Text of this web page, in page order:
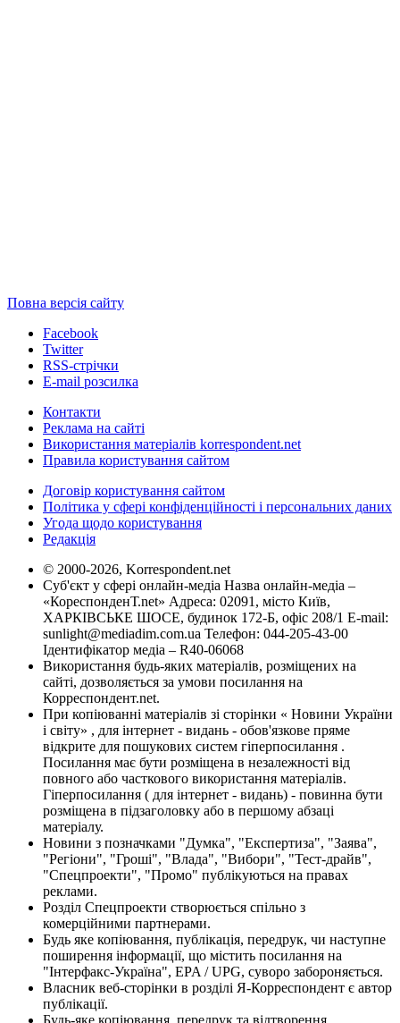
Повна версія сайту
Facebook
Twitter
RSS-стрічки
E-mail розсилка
Контакти
Реклама на сайті
Використання матеріалів korrespondent.net
Правила користування сайтом
Договір користування сайтом
Політика у сфері конфіденційності і персональних даних
Угода щодо користування
Редакція
© 2000-2026, Korrespondent.net
Суб'єкт у сфері онлайн-медіа Назва онлайн-медіа –
«КореспонденТ.net» Адреса: 02091, місто Київ,
ХАРКІВСЬКЕ ШОСЕ, будинок 172-Б, офіс 208/1 E-mail:
sunlight@mediadim.com.ua Телефон: 044-205-43-00
Ідентифікатор медіа – R40-06068
Використання будь-яких матеріалів, розміщених на
сайті, дозволяється за умови посилання на
Корреспондент.net.
При копіюванні матеріалів зі сторінки « Новини України
і світу» , для інтернет - видань - обов'язкове пряме
відкрите для пошукових систем гіперпосилання .
Посилання має бути розміщена в незалежності від
повного або часткового використання матеріалів.
Гіперпосилання ( для інтернет - видань) - повинна бути
розміщена в підзаголовку або в першому абзаці
матеріалу.
Новини з позначками "Думка", "Експертиза", "Заява",
"Регіони", "Гроші", "Влада", "Вибори", "Тест-драйв",
"Спецпроекти", "Промо" публікуються на правах
реклами.
Розділ Спецпроекти створюється спільно з
комерційними партнерами.
Будь яке копіювання, публікація, передрук, чи наступне
поширення інформації, що містить посилання на
"Інтерфакс-Україна", EPA / UPG, суворо забороняється.
Власник веб-сторінки в розділі Я-Корреспондент є автор
публікації.
Будь-яке копіювання, передрук та відтворення